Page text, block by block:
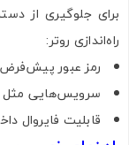
برای جلوگیری از
راه‌اندازی روتر:
رمز عبور پیش‌فرض
سرویس‌هایی مثل SSH یا Winbox را محدود به IP خاص کنید.
قابلیت فایروال